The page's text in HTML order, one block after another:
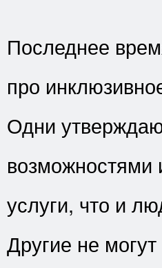
Последнее
про
Одни
возможностями
услуги, что и
Другие не